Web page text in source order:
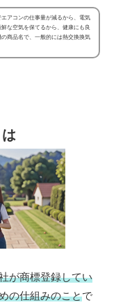
アコンの仕事量が減るから、電気
な空気を保てるから、健康にも良
商品名で、一般的には熱交換換気
が商標登録してい
の仕組みのことで